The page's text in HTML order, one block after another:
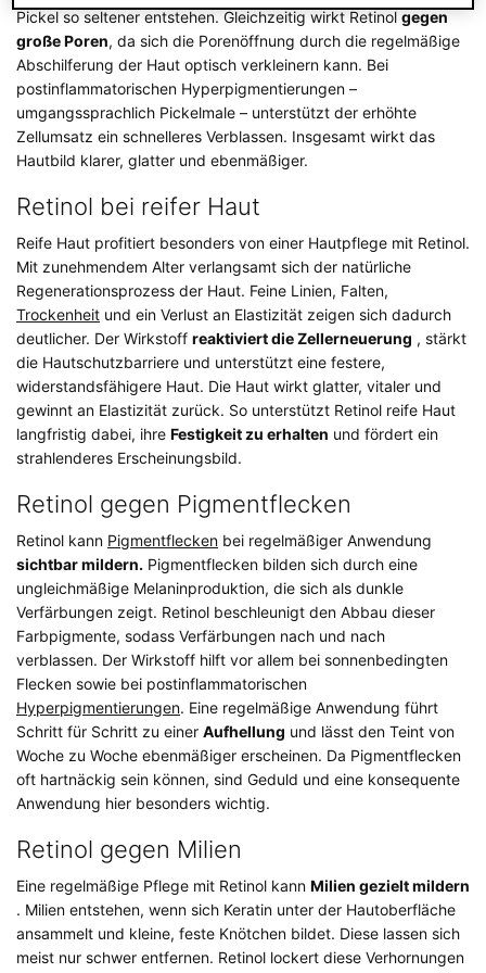
Pickel so seltener entstehen. Gleichzeitig wirkt Retinol gegen
große Poren, da sich die Porenöffnung durch die regelmäßige
Abschilferung der Haut optisch verkleinern kann. Bei
postinflammatorischen Hyperpigmentierungen –
umgangssprachlich Pickelmale – unterstützt der erhöhte
Zellumsatz ein schnelleres Verblassen. Insgesamt wirkt das
Hautbild klarer, glatter und ebenmäßiger.
Retinol bei reifer Haut
Reife Haut profitiert besonders von einer Hautpflege mit Retinol.
Mit zunehmendem Alter verlangsamt sich der natürliche
Regenerationsprozess der Haut. Feine Linien, Falten,
Trockenheit und ein Verlust an Elastizität zeigen sich dadurch
deutlicher. Der Wirkstoff reaktiviert die Zellerneuerung , stärkt
die Hautschutzbarriere und unterstützt eine festere,
widerstandsfähigere Haut. Die Haut wirkt glatter, vitaler und
gewinnt an Elastizität zurück. So unterstützt Retinol reife Haut
langfristig dabei, ihre Festigkeit zu erhalten und fördert ein
strahlenderes Erscheinungsbild.
Retinol gegen Pigmentflecken
Retinol kann Pigmentflecken bei regelmäßiger Anwendung
sichtbar mildern. Pigmentflecken bilden sich durch eine
ungleichmäßige Melaninproduktion, die sich als dunkle
Verfärbungen zeigt. Retinol beschleunigt den Abbau dieser
Farbpigmente, sodass Verfärbungen nach und nach
verblassen. Der Wirkstoff hilft vor allem bei sonnenbedingten
Flecken sowie bei postinflammatorischen
Hyperpigmentierungen. Eine regelmäßige Anwendung führt
Schritt für Schritt zu einer Aufhellung und lässt den Teint von
Woche zu Woche ebenmäßiger erscheinen. Da Pigmentflecken
oft hartnäckig sein können, sind Geduld und eine konsequente
Anwendung hier besonders wichtig.
Retinol gegen Milien
Eine regelmäßige Pflege mit Retinol kann Milien gezielt mildern
. Milien entstehen, wenn sich Keratin unter der Hautoberfläche
ansammelt und kleine, feste Knötchen bildet. Diese lassen sich
meist nur schwer entfernen. Retinol lockert diese Verhornungen